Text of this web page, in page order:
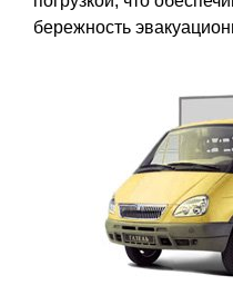
бережность